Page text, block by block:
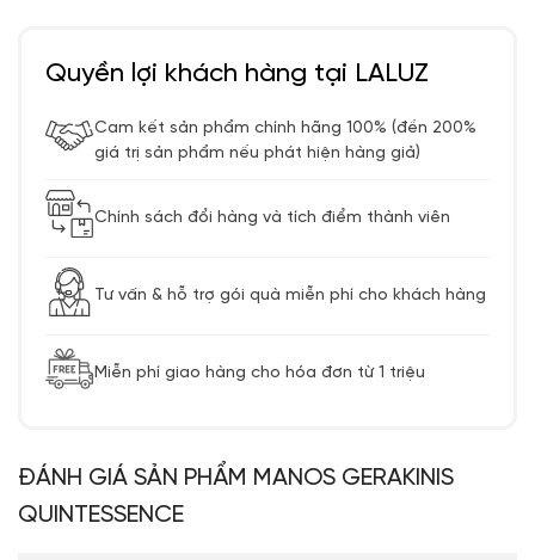
Quyền lợi khách hàng tại LALUZ
Cam kết sản phẩm chính hãng 100% (đền 200%
giá trị sản phẩm nếu phát hiện hàng giả)
Chính sách đổi hàng và tích điểm thành viên
Tư vấn & hỗ trợ gói quà miễn phí cho khách hàng
Miễn phí giao hàng cho hóa đơn từ 1 triệu
ĐÁNH GIÁ SẢN PHẨM MANOS GERAKINIS
QUINTESSENCE